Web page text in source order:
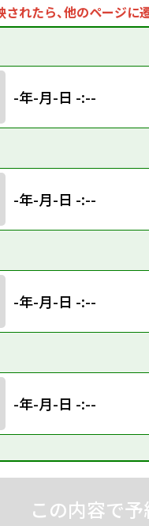
たら、他のページに
-年-月-日 -:--
-年-月-日 -:--
-年-月-日 -:--
-年-月-日 -:--
この内容で